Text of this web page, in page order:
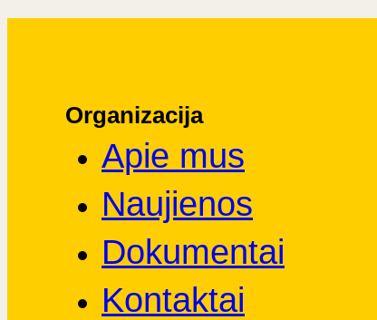
Organizacija
Apie mus
Naujienos
Dokumentai
Kontaktai